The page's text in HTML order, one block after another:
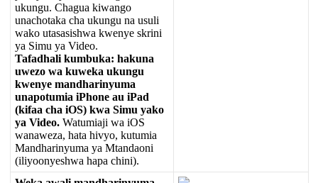
ukungu. Chagua kiwango
unachotaka cha ukungu na usuli
wako utasasishwa kwenye skrini
ya Simu ya Video.
Tafadhali kumbuka: hakuna
uwezo wa kuweka ukungu
kwenye mandharinyuma
unapotumia iPhone au iPad
(kifaa cha iOS) kwa Simu yako
ya Video. Watumiaji wa iOS
wanaweza, hata hivyo, kutumia
Mandharinyuma ya Mtandaoni
(iliyoonyeshwa hapa chini).